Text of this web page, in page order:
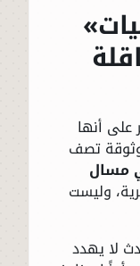
أنها
تصف
مسال
وليست
لا يهدد